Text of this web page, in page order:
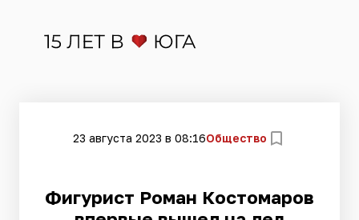
23 августа 2023 в 08:16Общество
​Фигурист Роман Костомаров